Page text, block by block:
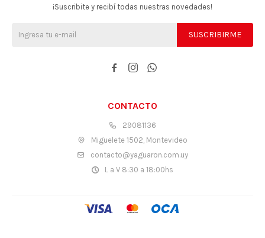
CONTACTO
29081136
Miguelete 1502, Montevideo
contacto@yaguaron.com.uy
L a V 8:30 a 18:00hs
¡Suscribite y recibí todas nuestras novedades!
SUSCRIBIRME
  